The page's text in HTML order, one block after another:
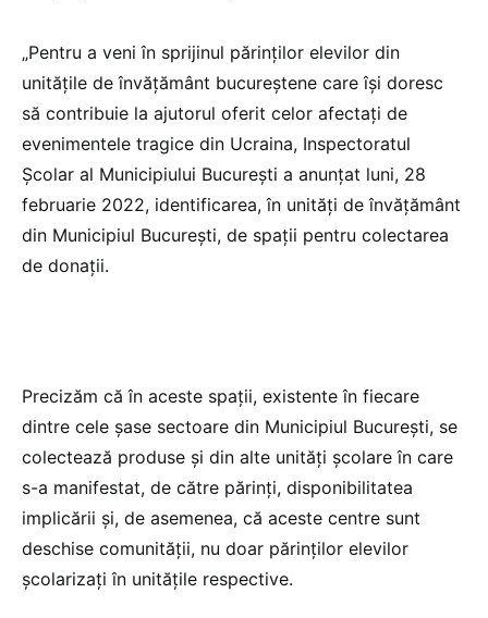
„Pentru a veni în sprijinul părinților elevilor din
unitățile de învățământ bucureștene care își doresc
să contribuie la ajutorul oferit celor afectați de
evenimentele tragice din Ucraina, Inspectoratul
Școlar al Municipiului București a anunțat luni, 28
februarie 2022, identificarea, în unități de învățământ
din Municipiul București, de spații pentru colectarea
de donații.
Precizăm că în aceste spații, existente în fiecare
dintre cele șase sectoare din Municipiul București, se
colectează produse și din alte unități școlare în care
s-a manifestat, de către părinți, disponibilitatea
implicării și, de asemenea, că aceste centre sunt
deschise comunității, nu doar părinților elevilor
școlarizați în unitățile respective.